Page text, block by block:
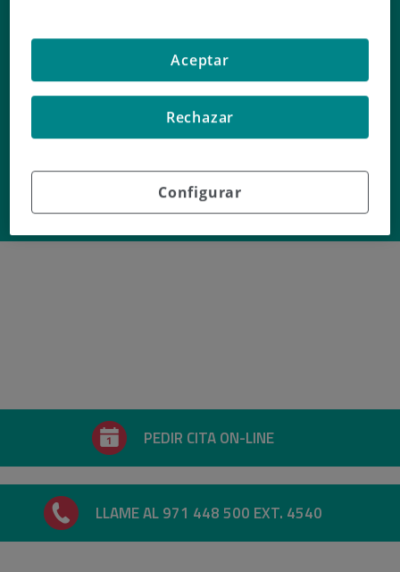
de Juan
EDUCACIÓN MATERNAL
PEDIR CITA ON-LINE
LLAME AL 971 448 500 EXT. 4540
Configurar
Rechazar
Aceptar